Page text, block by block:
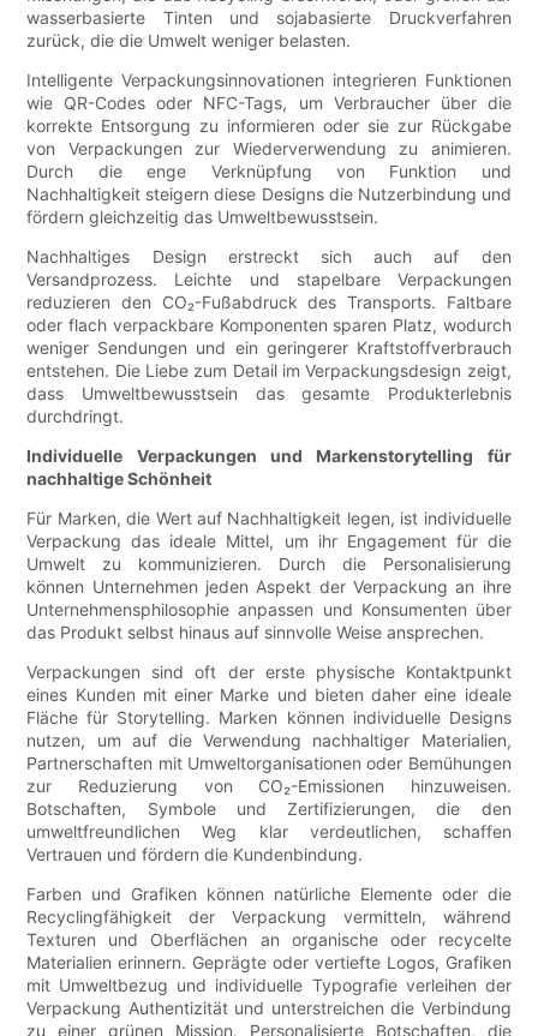
wasserbasierte Tinten und sojabasierte Druckverfahren
zurück, die die Umwelt weniger belasten.
Intelligente Verpackungsinnovationen integrieren Funktionen
wie QR-Codes oder NFC-Tags, um Verbraucher über die
korrekte Entsorgung zu informieren oder sie zur Rückgabe
von Verpackungen zur Wiederverwendung zu animieren.
Durch die enge Verknüpfung von Funktion und
Nachhaltigkeit steigern diese Designs die Nutzerbindung und
fördern gleichzeitig das Umweltbewusstsein.
Nachhaltiges Design erstreckt sich auch auf den
Versandprozess. Leichte und stapelbare Verpackungen
reduzieren den CO₂-Fußabdruck des Transports. Faltbare
oder flach verpackbare Komponenten sparen Platz, wodurch
weniger Sendungen und ein geringerer Kraftstoffverbrauch
entstehen. Die Liebe zum Detail im Verpackungsdesign zeigt,
dass Umweltbewusstsein das gesamte Produkterlebnis
durchdringt.
Individuelle Verpackungen und Markenstorytelling für
nachhaltige Schönheit
Für Marken, die Wert auf Nachhaltigkeit legen, ist individuelle
Verpackung das ideale Mittel, um ihr Engagement für die
Umwelt zu kommunizieren. Durch die Personalisierung
können Unternehmen jeden Aspekt der Verpackung an ihre
Unternehmensphilosophie anpassen und Konsumenten über
das Produkt selbst hinaus auf sinnvolle Weise ansprechen.
Verpackungen sind oft der erste physische Kontaktpunkt
eines Kunden mit einer Marke und bieten daher eine ideale
Fläche für Storytelling. Marken können individuelle Designs
nutzen, um auf die Verwendung nachhaltiger Materialien,
Partnerschaften mit Umweltorganisationen oder Bemühungen
zur Reduzierung von CO₂-Emissionen hinzuweisen.
Botschaften, Symbole und Zertifizierungen, die den
umweltfreundlichen Weg klar verdeutlichen, schaffen
Vertrauen und fördern die Kundenbindung.
Farben und Grafiken können natürliche Elemente oder die
Recyclingfähigkeit der Verpackung vermitteln, während
Texturen und Oberflächen an organische oder recycelte
Materialien erinnern. Geprägte oder vertiefte Logos, Grafiken
mit Umweltbezug und individuelle Typografie verleihen der
Verpackung Authentizität und unterstreichen die Verbindung
zu einer grünen Mission. Personalisierte Botschaften, die